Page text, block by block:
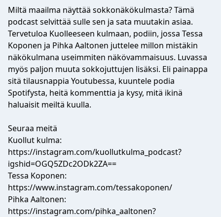
Miltä maailma näyttää sokkonäkökulmasta? Tämä
podcast selvittää sulle sen ja sata muutakin asiaa.
Tervetuloa Kuolleeseen kulmaan, podiin, jossa Tessa
Koponen ja Pihka Aaltonen juttelee millon mistäkin
näkökulmana useimmiten näkövammaisuus. Luvassa
myös paljon muuta sokkojuttujen lisäksi. Eli painappa
sitä tilausnappia Youtubessa, kuuntele podia
Spotifysta, heitä kommenttia ja kysy, mitä ikinä
haluaisit meiltä kuulla.
Seuraa meitä
Kuollut kulma:
https://instagram.com/kuollutkulma_podcast?
igshid=OGQ5ZDc2ODk2ZA==
Tessa Koponen:
https://www.instagram.com/tessakoponen/
Pihka Aaltonen:
https://instagram.com/pihka_aaltonen?